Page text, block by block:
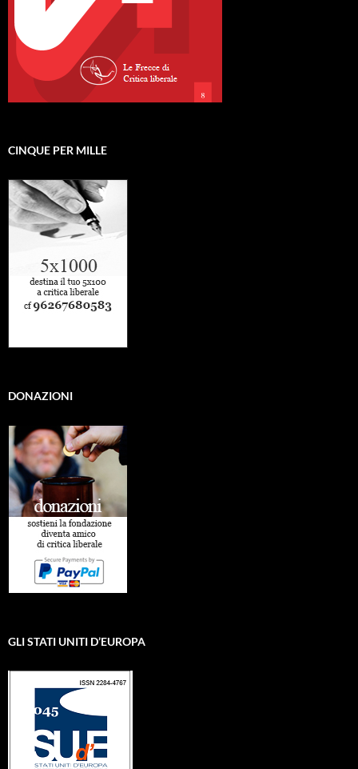
CINQUE PER MILLE
DONAZIONI
GLI STATI UNITI D’EUROPA